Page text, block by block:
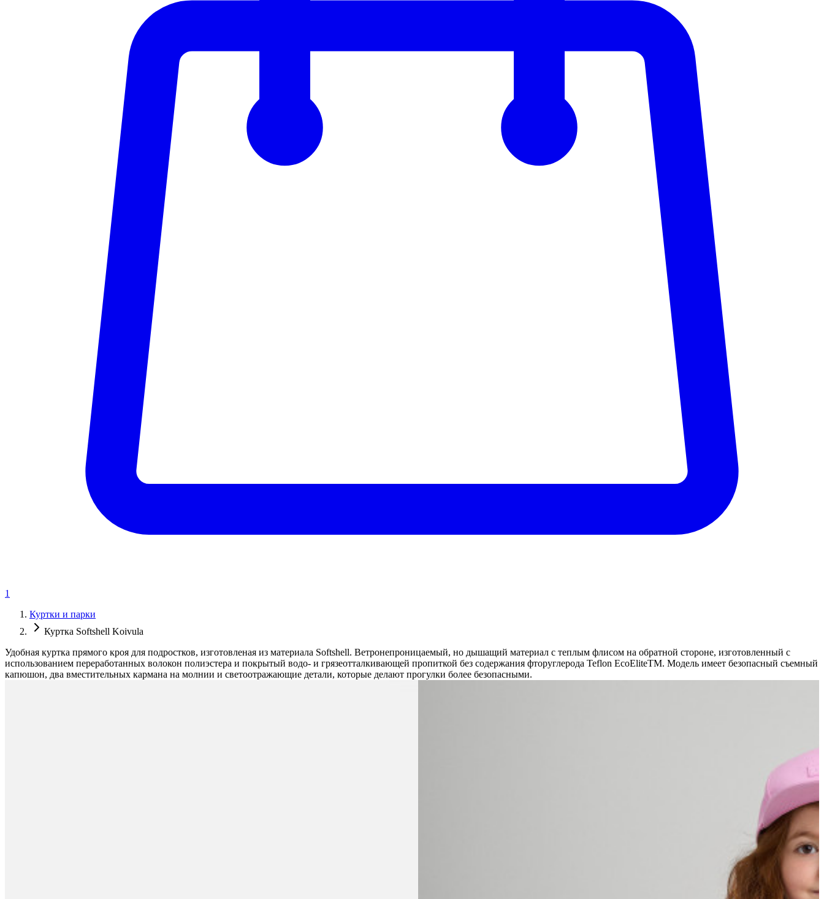
1
Куртки и парки
Куртка Softshell Koivula
Удобная куртка прямого кроя для подростков, изготовленая из материала Softshell. Ветронепроницаемый, но дышащий материал с теплым флисом на обратной стороне, изготовленный с
использованием переработанных волокон полиэстера и покрытый водо- и грязеотталкивающей пропиткой без содержания фторуглерода Teflon EcoEliteTM. Модель имеет безопасный съемный
капюшон, два вместительных кармана на молнии и светоотражающие детали, которые делают прогулки более безопасными.